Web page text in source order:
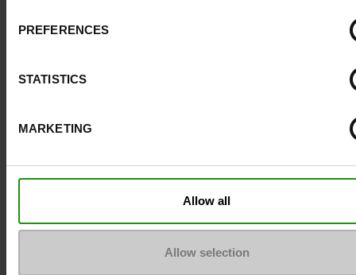
PREFERENCES
STATISTICS
MARKETING
Allow all
Allow selection
Breedte van de Raad
Waterbestendig
ProductAttribute.DisplayName.532Zonder